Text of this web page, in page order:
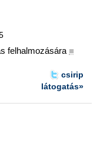
felhalmozására ■
csirip
látogatás»